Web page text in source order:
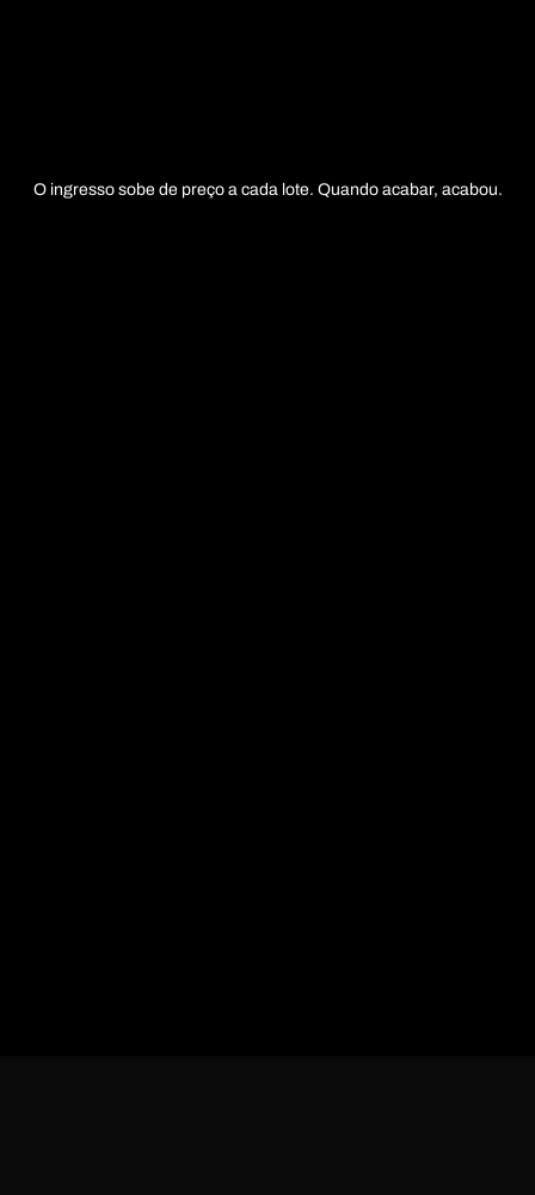
O ingresso sobe de preço a cada lote. Quando acabar, acabou.